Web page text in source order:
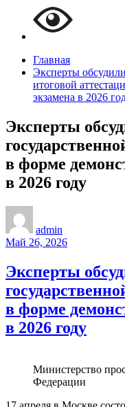
Главная
Эксперты
итоговой
экзамена в 2026
Эксперты
в форме
в 2026 году
admin
Май 26, 2026
Эксперты
в форме
в 2026 году
Министерство
Федерации